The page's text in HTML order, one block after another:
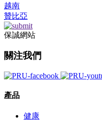
越南
贊比亞
保誠網站
關注我們
產品
健康